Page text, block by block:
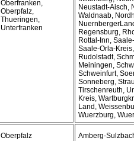
Oberfranken,
Oberpfalz,
Thueringen,
Unterfranken
Neustadt-Aisch,
Waldnaab,
Regensburg,
Rottal-Inn,
Saale-Orla-
Rudolstadt,
Meiningen,
Schweinfurt,
Sonneberg,
Tirschenreuth,
Kreis,
Land,
Wuerzburg,
Oberpfalz Amberg-